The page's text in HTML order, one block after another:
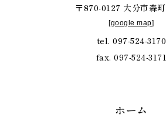
〒870-0127 大分市森
[google map]
tel. 097-524-3170
fax. 097-524-3171
ホーム